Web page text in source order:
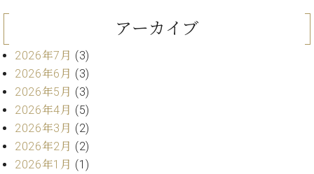
ン
コ
ン
サ
ー
ト
グ
ラ
シ
ュ
レ
納
入
実
ン
イ
ン
ト
代
理
ーレ
音楽
教室
ヒ
シ
問
アーカイブ
2026年7月 (3)
2026年6月 (3)
2026年5月 (3)
2026年4月 (5)
2026年3月 (2)
2026年2月 (2)
2026年1月 (1)